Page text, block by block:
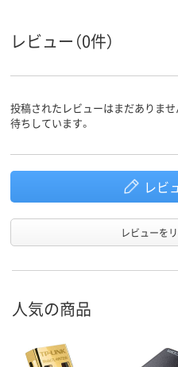
レビュー（0件）
投稿されたレビューはまだありま
待ちしています。
レビ
レビューを
人気の商品